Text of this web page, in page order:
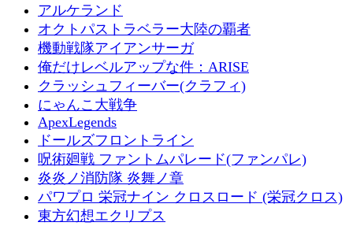
アルケランド
オクトパストラベラー大陸の覇者
機動戦隊アイアンサーガ
俺だけレベルアップな件：ARISE
クラッシュフィーバー(クラフィ)
にゃんこ大戦争
ApexLegends
ドールズフロントライン
呪術廻戦 ファントムパレード(ファンパレ)
炎炎ノ消防隊 炎舞ノ章
パワプロ 栄冠ナイン クロスロード (栄冠クロス)
東方幻想エクリプス